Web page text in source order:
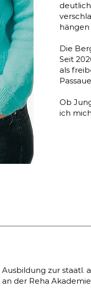
Die
Seit
als
Ob
ich
Ausbildung zur staatl.
an der Reha